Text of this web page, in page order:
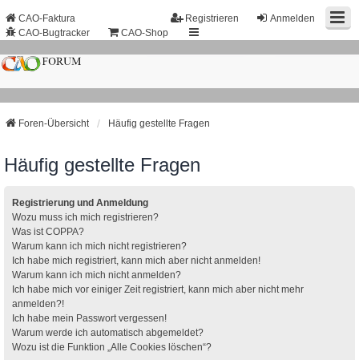
Anmelden
Registrieren
CAO-Faktura
CAO-Bugtracker
CAO-Shop
Foren-Übersicht Häufig gestellte Fragen
Häufig gestellte Fragen
Registrierung und Anmeldung
Wozu muss ich mich registrieren?
Was ist COPPA?
Warum kann ich mich nicht registrieren?
Ich habe mich registriert, kann mich aber nicht anmelden!
Warum kann ich mich nicht anmelden?
Ich habe mich vor einiger Zeit registriert, kann mich aber nicht mehr
anmelden?!
Ich habe mein Passwort vergessen!
Warum werde ich automatisch abgemeldet?
Wozu ist die Funktion „Alle Cookies löschen“?